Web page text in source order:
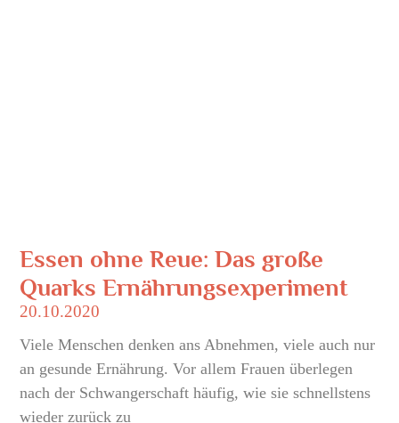
Essen ohne Reue: Das große
Quarks Ernährungsexperiment
20.10.2020
Viele Menschen denken ans Abnehmen, viele auch nur
an gesunde Ernährung. Vor allem Frauen überlegen
nach der Schwangerschaft häufig, wie sie schnellstens
wieder zurück zu